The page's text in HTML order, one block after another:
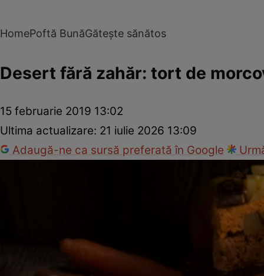
HomePoftă BunăGătește sănătos
Desert fără zahăr: tort de
15 februarie 2019 13:02
Ultima actualizare: 21 iulie 2026 13:09
Adaugă-ne ca sursă preferată în Google